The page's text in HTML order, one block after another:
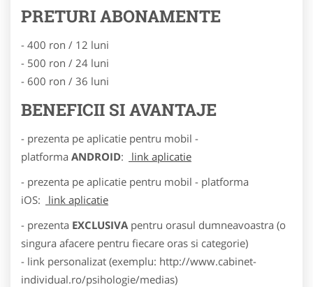
PRETURI ABONAMENTE
- 400 ron / 12 luni
- 500 ron / 24 luni
- 600 ron / 36 luni
BENEFICII SI AVANTAJE
- prezenta pe aplicatie pentru mobil -
platforma ANDROID:
link aplicatie
- prezenta pe aplicatie pentru mobil - platforma
iOS:
link aplicatie
- prezenta EXCLUSIVA pentru orasul dumneavoastra (o
singura afacere pentru fiecare oras si categorie)
- link personalizat (exemplu: http://www.cabinet-
individual.ro/psihologie/medias)